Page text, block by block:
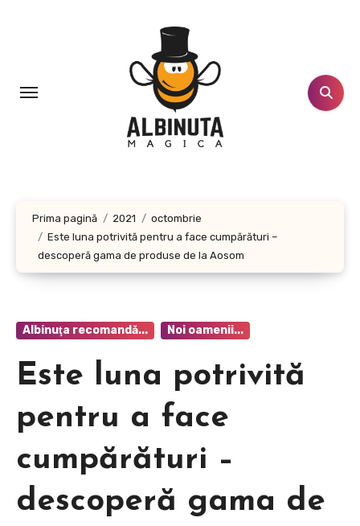
Prima pagină 2021
octombrie
Este luna potrivită pentru a face cumpărături –
descoperă gama de produse de la Aosom
Albinuţa recomandă... Noi oamenii...
Este luna potrivită
pentru a face
cumpărături –
descoperă gama de